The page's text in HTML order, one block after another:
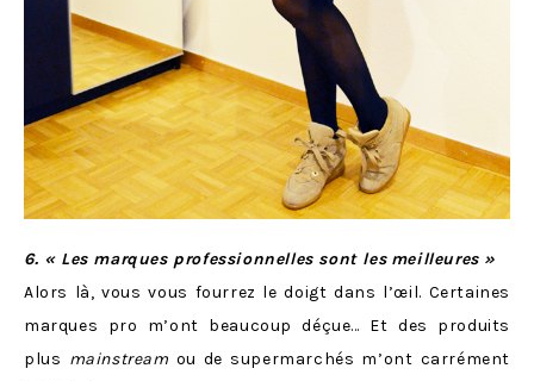
6. « Les marques professionnelles sont les meilleures »
Alors là, vous vous fourrez le doigt dans l’œil. Certaines
marques pro m’ont beaucoup déçue… Et des produits
plus mainstream ou de supermarchés m’ont carrément